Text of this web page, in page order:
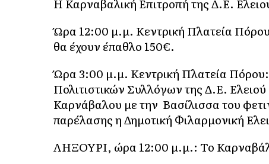
Η Καρναβαλική Επιτροπή της Δ.Ε.
Ώρα 12:00 μ.μ. Κεντρική Πλατεία
θα έχουν έπαθλο 150€.
Ώρα 3:00 μ.μ. Κεντρική Πλατεία
Πολιτιστικών Συλλόγων της Δ.Ε.
Καρνάβαλου με την Βασίλισσα του
παρέλασης η Δημοτική Φιλαρμονική
ΛΗΞΟΥΡΙ, ώρα 12:00 μ.μ.: Το